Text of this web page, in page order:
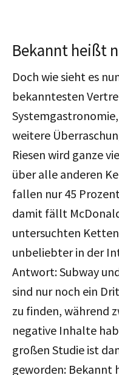
Bekannt heißt
Doch wie sieht es
bekanntesten
Systemgastronomie,
weitere
Riesen wird ganze
über alle anderen
fallen nur 45
damit fällt
untersuchten
unbeliebter in der
Antwort: Subway
sind nur noch ein
zu finden, während
negative Inhalte
großen Studie ist
geworden: Bekannt